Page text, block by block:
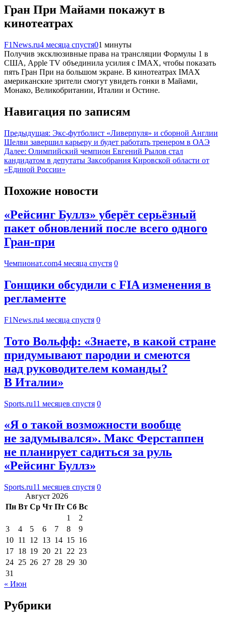
Гран При Майами покажут в
кинотеатрах
F1News.ru4 месяца спустя01 минуты
Получив эксклюзивные права на трансляции Формулы 1 в
США, Apple TV объединила усилия с IMAX, чтобы показать
пять Гран При на большом экране. В кинотеатрах IMAX
американские зрители смогут увидеть гонки в Майами,
Монако, Великобритании, Италии и Остине.
Навигация по записям
Предыдущая: Экс‑футболист «Ливерпуля» и сборной Англии
Шелви завершил карьеру и будет работать тренером в ОАЭ
Далее: Олимпийский чемпион Евгений Рылов стал
кандидатом в депутаты Заксобрания Кировской области от
«Единой России»
Похожие новости
«Рейсинг Буллз» уберёт серьёзный
пакет обновлений после всего одного
Гран-при
Чемпионат.com4 месяца спустя 0
Гонщики обсудили с FIA изменения в
регламенте
F1News.ru4 месяца спустя 0
Тото Вольфф: «Знаете, в какой стране
придумывают пародии и смеются
над руководителем команды?
В Италии»
Sports.ru11 месяцев спустя 0
«Я о такой возможности вообще
не задумывался». Макс Ферстаппен
не планирует садиться за руль
«Рейсинг Буллз»
Sports.ru11 месяцев спустя 0
Август 2026
Пн Вт Ср Чт Пт Сб Вс
1
2
3
4 5 6 7 8
9
10 11 12 13 14 15 16
17 18 19 20 21 22 23
24 25 26 27 28 29 30
31
« Июн
Рубрики